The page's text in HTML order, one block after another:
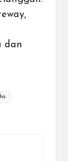
dan